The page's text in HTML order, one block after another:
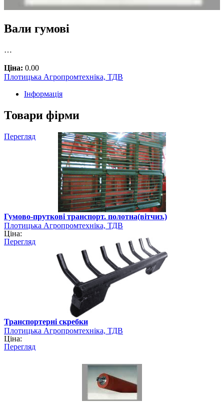
Вали гумові
…
Ціна: 0.00
Плотицька Агропромтехніка, ТДВ
Інформація
Товари фірми
Перегляд
Гумово-пруткові транспорт. полотна(вітчиз.)
Плотицька Агропромтехніка, ТДВ
Ціна:
Перегляд
Транспортерні скребки
Плотицька Агропромтехніка, ТДВ
Ціна:
Перегляд